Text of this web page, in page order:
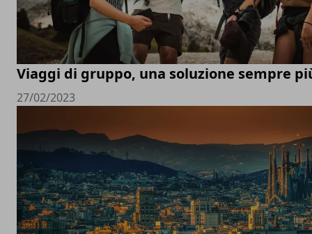
Viaggi di gruppo, una soluzione sempre
27/02/2023